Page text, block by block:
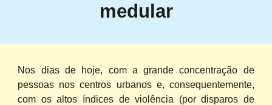
medular
Nos dias de hoje, com a grande concentração de
pessoas nos centros urbanos e, consequentemente,
com os altos índices de violência (por disparos de